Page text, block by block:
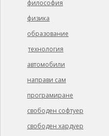
философия
физика
образование
технология
автомобили
направи сам
програмиране
свободен софтуер
свободен хардуер